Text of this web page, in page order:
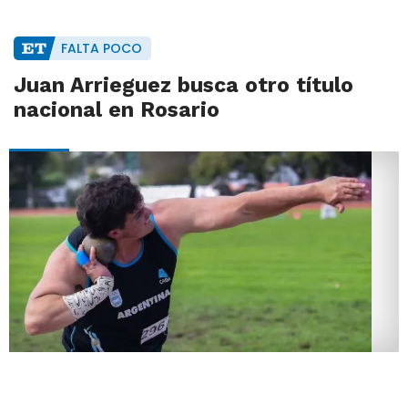
FALTA POCO
Juan Arrieguez busca otro título
nacional en Rosario